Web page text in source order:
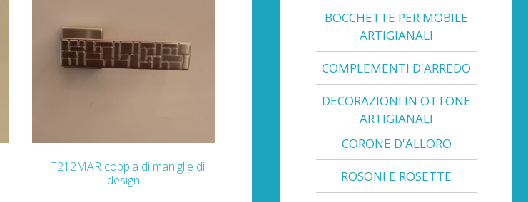
HT212MAR coppia di maniglie di
design
BOCCHETTE PER MOBILE
ARTIGIANALI
COMPLEMENTI D'ARREDO
DECORAZIONI IN OTTONE
ARTIGIANALI
CORONE D'ALLORO
ROSONI E ROSETTE